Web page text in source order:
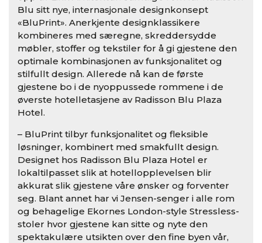
Blu sitt nye, internasjonale designkonsept
«BluPrint». Anerkjente designklassikere
kombineres med særegne, skreddersydde
møbler, stoffer og tekstiler for å gi gjestene den
optimale kombinasjonen av funksjonalitet og
stilfullt design. Allerede nå kan de første
gjestene bo i de nyoppussede rommene i de
øverste hotelletasjene av Radisson Blu Plaza
Hotel.
– BluPrint tilbyr funksjonalitet og fleksible
løsninger, kombinert med smakfullt design.
Designet hos Radisson Blu Plaza Hotel er
lokaltilpasset slik at hotellopplevelsen blir
akkurat slik gjestene våre ønsker og forventer
seg. Blant annet har vi Jensen-senger i alle rom
og behagelige Ekornes London-style Stressless-
stoler hvor gjestene kan sitte og nyte den
spektakulære utsikten over den fine byen vår,